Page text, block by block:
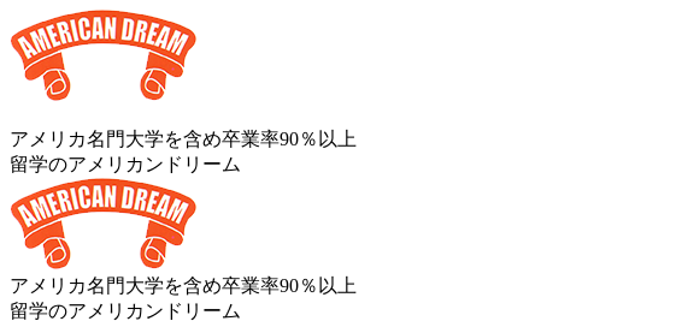
アメリカ名門大学を含め卒業率90％以上
留学のアメリカンドリーム
アメリカ名門大学を含め卒業率90％以上
留学のアメリカンドリーム